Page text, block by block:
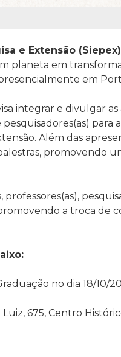
e Extensão
planeta em
em
integrar e divulgar as
para
Além das
promovendo
a troca de
no dia 18/10/
675, Centro